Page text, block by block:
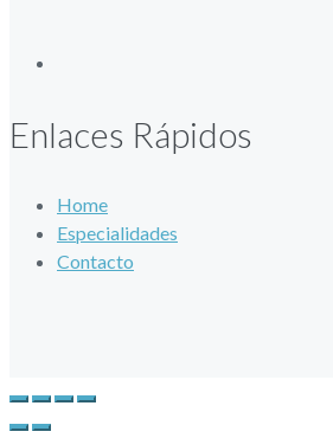
Enlaces Rápidos
Home
Especialidades
Contacto